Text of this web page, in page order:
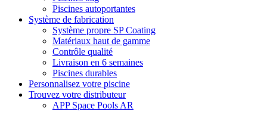
Piscines autoportantes
Système de fabrication
Système propre SP Coating
Matériaux haut de gamme
Contrôle qualité
Livraison en 6 semaines
Piscines durables
Personnalisez votre piscine
Trouvez votre distributeur
APP Space Pools AR